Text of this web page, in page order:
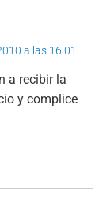
a las 16:01
a recibir la
y complice